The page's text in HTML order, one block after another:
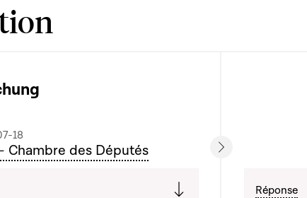
18
Chambre des Députés
Réponse